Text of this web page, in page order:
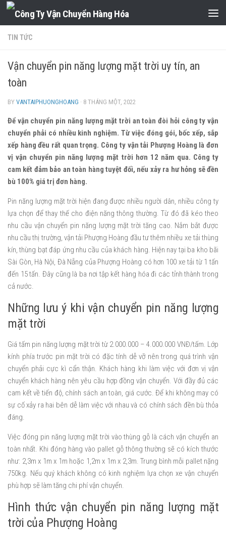
Skip to content
TIN TỨC
Vận chuyển pin năng lượng mặt trời uy tín, an
toàn
BY VANTAIPHUONGHOANG · 8 THÁNG MỘT, 2022
Để vận chuyển pin năng lượng mặt trời an toàn đòi hỏi công ty vận
chuyển phải có nhiều kinh nghiệm. Từ việc đóng gói, bốc xếp, sắp
xếp hàng đều rất quan trọng. Công ty vận tải Phượng Hoàng là đơn
vị vận chuyển pin năng lượng mặt trời hơn 12 năm qua. Công ty
cam kết đảm bảo an toàn hàng tuyệt đối, nếu xảy ra hư hỏng sẽ đền
bù 100% giá trị đơn hàng.
Pin năng lượng mặt trời hiện đang được nhiều người dân, nhiều công ty
lựa chọn để thay thế cho điện năng thông thường. Từ đó đã kéo theo
nhu cầu vận chuyển pin năng lượng mặt trời tăng cao. Nắm bắt được
nhu cầu thị trường, vận tải Phượng Hoàng đầu tư thêm nhiều xe tải thùng
kín, thùng bạt đáp ứng nhu cầu của khách hàng. Hiện nay tại ba kho bãi
Sài Gòn, Hà Nội, Đà Nẵng của Phượng Hoàng có hơn 100 xe tải từ 1 tấn
đến 15 tấn. Đây cũng là ba nơi tập kết hàng hóa đi các tỉnh thành trong
cả nước.
Những lưu ý khi vận chuyển pin năng lượng
mặt trời
Giá tấm pin năng lượng mặt trời từ 2.000.000 – 4.000.000 VNĐ/tấm. Lớp
kính phía trước pin mặt trời có đặc tính dễ vỡ nên trong quá trình vận
chuyển phải cực kì cẩn thận. Khách hàng khi làm việc với đơn vị vận
chuyển khách hàng nên yêu cầu hợp đồng vận chuyển. Với đầy đủ các
cam kết về tiến độ, chính sách an toàn, giá cước. Để khi không may có
sự cố xảy ra hai bên dễ làm việc với nhau và có chính sách đền bù thỏa
đáng.
Việc đóng pin năng lượng mặt trời vào thùng gỗ là cách vận chuyển an
toàn nhất. Khi đóng hàng vào pallet gỗ thông thường sẽ có kích thước
như: 2,3m x 1m x 1m hoặc 1,2m x 1m x 2,3m. Trung bình mỗi pallet nặng
750kg. Nếu quý khách không có kinh nghiệm lựa chọn xe vận chuyển
phù hợp sẽ làm tăng chi phí vận chuyển.
Hình thức vận chuyển pin năng lượng mặt
trời của Phượng Hoàng